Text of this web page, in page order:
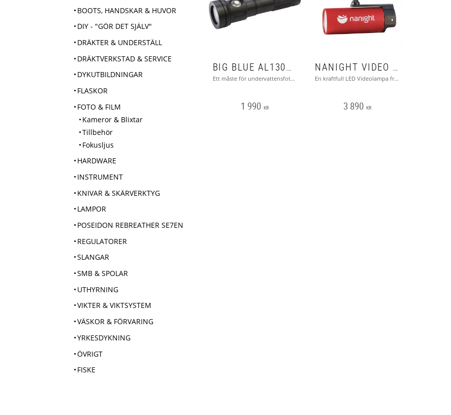
BIG BLUE AL1300XWP
Ett måste för undervattensfotografen eller filmaren. Lampans storlek gör att den passar utmärkt till s.k. actionkameror såsom GoPro eller Intova.
1 990 KR
NANIGHT VIDEO LIGHT
En kraftfull LED Videolampa från Nanight på 4000 Lumen utan hotspot.
3 890 KR
BOOTS, HANDSKAR & HUVOR
DIY - "GÖR DET SJÄLV"
DRÄKTER & UNDERSTÄLL
DRÄKTVERKSTAD & SERVICE
DYKUTBILDNINGAR
FLASKOR
FOTO & FILM
Kameror & Blixtar
Tillbehör
Fokusljus
HARDWARE
INSTRUMENT
KNIVAR & SKÄRVERKTYG
LAMPOR
POSEIDON REBREATHER SE7EN
REGULATORER
SLANGAR
SMB & SPOLAR
UTHYRNING
VIKTER & VIKTSYSTEM
VÄSKOR & FÖRVARING
YRKESDYKNING
ÖVRIGT
FISKE